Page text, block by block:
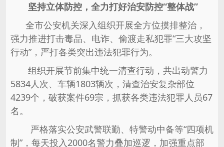
坚持立体防控，全力打好治安防控“整体战”
全市公安机关深入组织开展全方位摸排整治，
强力推进打击毒品、电诈、偷渡走私犯罪“三大攻坚
行动”，严打各类突出违法犯罪行为。
组织开展节前集中统一清查行动，共出动警力
5834人次、车辆1803辆次，清查治安复杂部位
4239个，破获案件69宗，抓获各类违法犯罪人员67
名。
严格落实公安武警联勤、特警动中备等“四项机
制”，每天投入2000名警力叠加巡逻，加强重点部